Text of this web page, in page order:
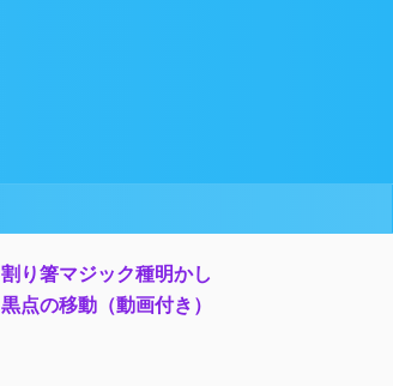
割り箸マジック種明かし
黒点の移動（動画付き）